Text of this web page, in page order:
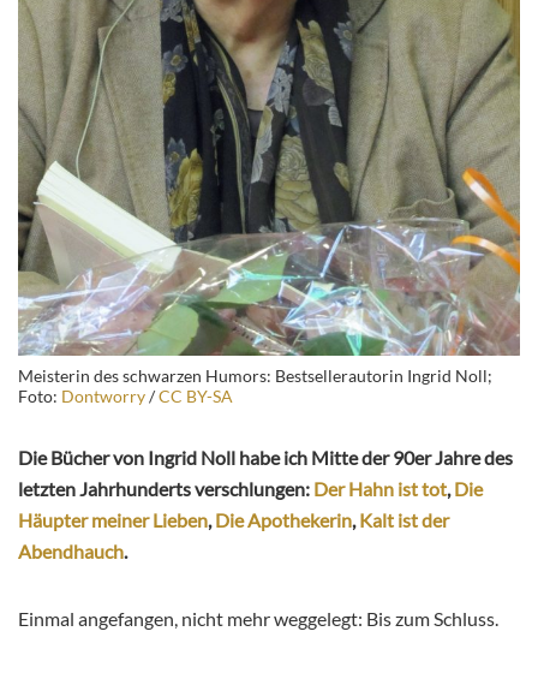
Meisterin des schwarzen Humors: Bestsellerautorin Ingrid Noll;
Foto: Dontworry/CC BY-SA
Die Bücher von Ingrid Noll habe ich Mitte der 90er Jahre des
letzten Jahrhunderts verschlungen: Der Hahn ist tot,Die
Häupter meiner Lieben,Die Apothekerin,Kalt ist der
Abendhauch.
Einmal angefangen, nicht mehr weggelegt: Bis zum Schluss.